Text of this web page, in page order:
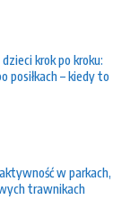
krok po kroku:
posiłkach – kiedy to
w parkach,
trawnikach